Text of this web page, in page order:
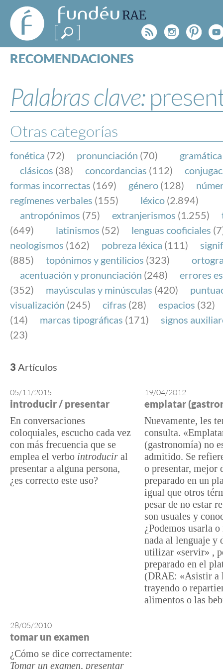
FundéuRAE
- Fundación
del Español
Urgente
Rss
RECOMENDACIONES
ESPECIALES
BLOG
NOTICIAS
SOBRE LA FUNDÉURAE
FundéuRAE es una fundación patrocinada por la
y la Real Academia Española, cuyo objetivo es
el buen uso del español en los medios de
Internet.
Palabras clave:
Otras categorías
fonética (72) pronunciación (70) gramática
clásicos (38) concordancias (112)
formas incorrectas (169) género (128)
regímenes verbales (155) léxico (2.894)
antropónimos (75) extranjerismos (1.255)
(649)
latinismos (52) lenguas cooficiales
neologismos (162) pobreza léxica (111)
(885)
topónimos y gentilicios (323)
acentuación y pronunciación (248)
errores
(352)
mayúsculas y minúsculas (420)
visualización (245) cifras (28) espacios (32)
(14)
marcas tipográficas (171)
signos
(23)
3 Artículos
05/11/2015
introducir / presentar
En conversaciones
coloquiales, escucho cada vez
con más frecuencia que se
emplea el verbo introducir al
presentar a alguna persona,
¿es correcto este uso?
19/04/2012
emplatar
Nuevamente, les
consulta.
(gastronomía) no
admitido. Se
o presentar, mejor
preparado en un
igual que otros
pesar de no estar
son usuales y
¿Podemos usarla
nada al lenguaje y
utilizar «servir» ,
preparado en el
(DRAE: «Asistir a
trayendo o
alimentos o las
28/05/2010
tomar un examen
¿Cómo se dice correctamente:
Tomar un examen, presentar